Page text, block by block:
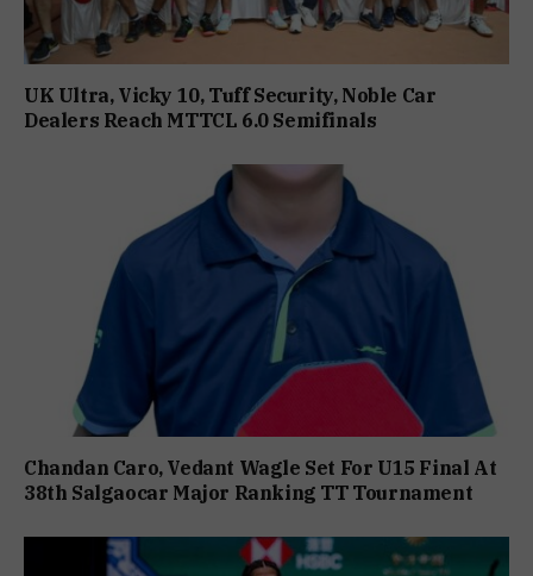
UK Ultra, Vicky 10, Tuff Security, Noble Car
Dealers Reach MTTCL 6.0 Semifinals
Chandan Caro, Vedant Wagle Set For U15 Final At
38th Salgaocar Major Ranking TT Tournament